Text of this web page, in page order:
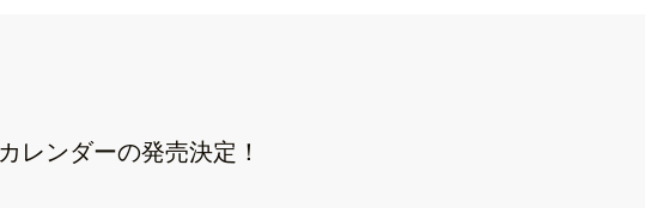
レンダーの発売決定！